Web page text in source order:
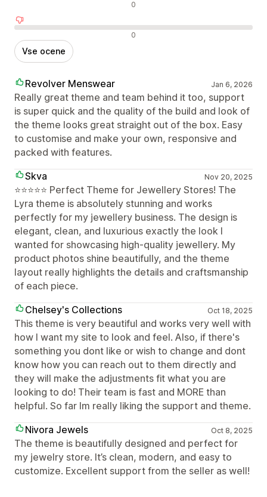
0
0
Vse ocene
Revolver Menswear Jan 6, 2026
Really great theme and team behind it too, support
is super quick and the quality of the build and look of
the theme looks great straight out of the box. Easy
to customise and make your own, responsive and
packed with features.
Skva
Nov 20, 2025
⭐️⭐️⭐️⭐️⭐️ Perfect Theme for Jewellery Stores! The
Lyra theme is absolutely stunning and works
perfectly for my jewellery business. The design is
elegant, clean, and luxurious exactly the look I
wanted for showcasing high-quality jewellery. My
product photos shine beautifully, and the theme
layout really highlights the details and craftsmanship
of each piece.
Chelsey's Collections
Oct 18, 2025
This theme is very beautiful and works very well with
how I want my site to look and feel. Also, if there's
something you dont like or wish to change and dont
know how you can reach out to them directly and
they will make the adjustments fit what you are
looking to do! Their team is fast and MORE than
helpful. So far Im really liking the support and theme.
Nivora Jewels
Oct 8, 2025
The theme is beautifully designed and perfect for
my jewelry store. It’s clean, modern, and easy to
customize. Excellent support from the seller as well!